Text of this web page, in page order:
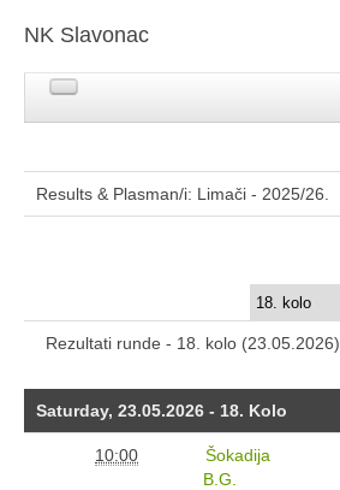
NK Slavonac
Pioniri
Results & Plasman/i: Limači - 2025/26.
Rezultati runde - 18. kolo (23.05.2026)
Saturday, 23.05.2026 - 18. Kolo
10:00
Šokadija
B.G.